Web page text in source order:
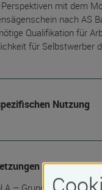
mit dem
nach AS
Qualifikation für
für Selbstwerber
Nutzung
A – Grundlagen der